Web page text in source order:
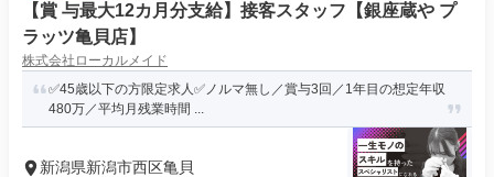
【賞 与最大12カ月分支給】接客スタッフ【銀座蔵や プ
ラッツ亀貝店】
株式会社ローカルメイド
✅45歳以下の方限定求人✅ノルマ無し／賞与3回／1年目の想定年収
480万／平均月残業時間 ...
新潟県新潟市西区亀貝